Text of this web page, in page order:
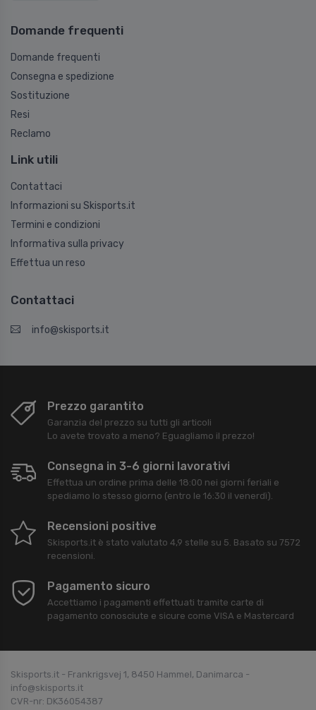
Domande frequenti
Domande frequenti
Consegna e spedizione
Sostituzione
Resi
Reclamo
Link utili
Contattaci
Informazioni su Skisports.it
Termini e condizioni
Informativa sulla privacy
Effettua un reso
Contattaci
info@skisports.it
Prezzo garantito
Garanzia del prezzo su tutti gli articoli
Lo avete trovato a meno? Eguagliamo il prezzo!
Consegna in 3-6 giorni lavorativi
Effettua un ordine prima delle 18:00 nei giorni feriali e
spediamo lo stesso giorno (entro le 16:30 il venerdì).
Recensioni positive
Skisports.it è stato valutato 4,9 stelle su 5. Basato su 7572
recensioni.
Pagamento sicuro
Accettiamo i pagamenti effettuati tramite carte di
pagamento conosciute e sicure come VISA e Mastercard
Skisports.it - Frankrigsvej 1, 8450 Hammel, Danimarca -
info@skisports.it
CVR-nr: DK36054387